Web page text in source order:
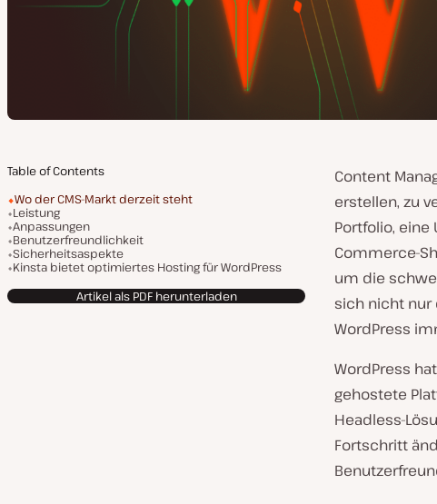
Table of Contents
Wo der CMS-Markt derzeit steht
Leistung
Anpassungen
Benutzerfreundlichkeit
Sicherheitsaspekte
Kinsta bietet optimiertes Hosting für WordPress
Artikel als PDF herunterladen
Content
erstellen, zu
Portfolio,
Commerce-
um die
sich nicht nur
WordPress
WordPress
gehostete
Headless-
Fortschritt